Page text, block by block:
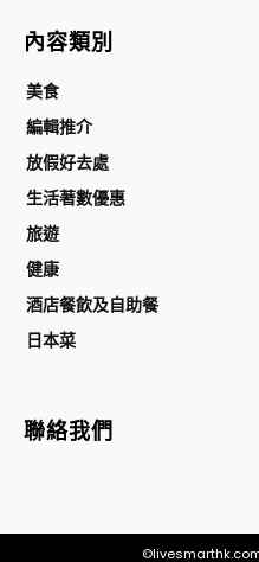
內容類別
美食
編輯推介
放假好去處
生活著數優惠
旅遊
健康
酒店餐飲及自助餐
日本菜
聯絡我們